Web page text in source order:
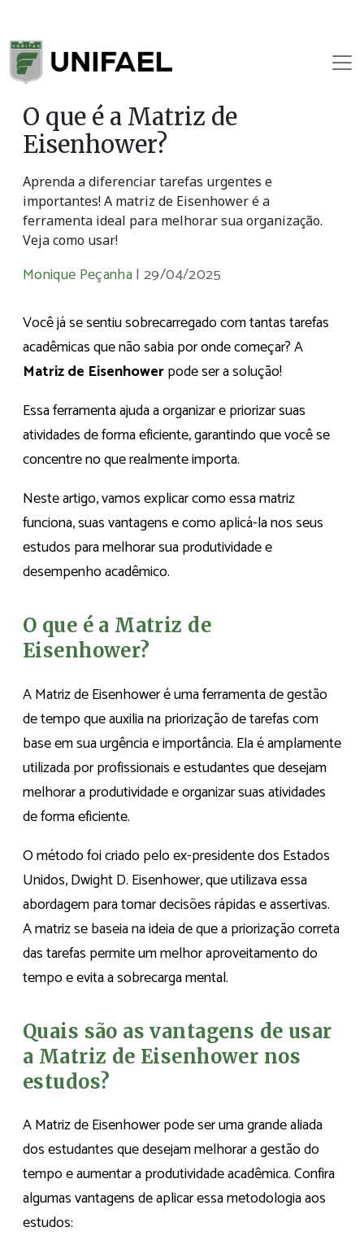
O que é a Matriz de
Eisenhower?
Aprenda a diferenciar tarefas urgentes e
importantes! A matriz de Eisenhower é a
ferramenta ideal para melhorar sua organização.
Veja como usar!
Monique Peçanha |29/04/2025
Você já se sentiu sobrecarregado com tantas tarefas
acadêmicas que não sabia por onde começar? A
Matriz de Eisenhowerpode ser a solução!
Essa ferramenta ajuda a organizar e priorizar suas
atividades de forma eficiente, garantindo que você se
concentre no que realmente importa.
Neste artigo, vamos explicar como essa matriz
funciona, suas vantagens e como aplicá-la nos seus
estudos para melhorar sua produtividade e
desempenho acadêmico.
O que é a Matriz de
Eisenhower?
A Matriz de Eisenhower é uma ferramenta de gestão
de tempo que auxilia na priorização de tarefas com
base em sua urgência e importância. Ela é amplamente
utilizada por profissionais e estudantes que desejam
melhorar a produtividade e organizar suas atividades
de forma eficiente.
O método foi criado pelo ex-presidente dos Estados
Unidos, Dwight D. Eisenhower, que utilizava essa
abordagem para tomar decisões rápidas e assertivas.
A matriz se baseia na ideia de que a priorização correta
das tarefas permite um melhor aproveitamento do
tempo e evita a sobrecarga mental.
Quais são as vantagens de usar
a Matriz de Eisenhower nos
estudos?
A Matriz de Eisenhower pode ser uma grande aliada
dos estudantes que desejam melhorar a gestão do
tempo e aumentar a produtividade acadêmica. Confira
algumas vantagens de aplicar essa metodologia aos
estudos: